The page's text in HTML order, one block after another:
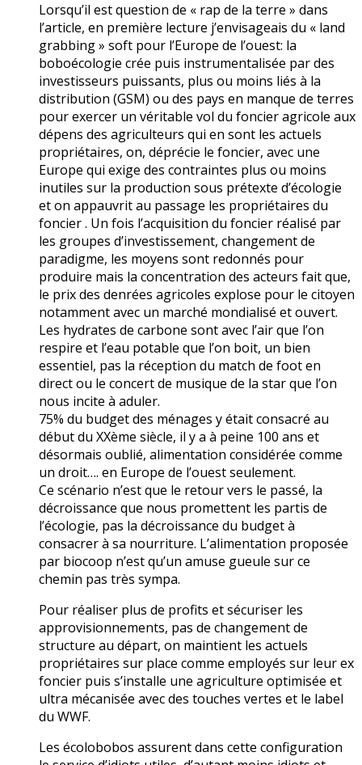
Lorsqu’il est question de « rap de la terre » dans
l’article, en première lecture j’envisageais du « land
grabbing » soft pour l’Europe de l’ouest: la
boboécologie crée puis instrumentalisée par des
investisseurs puissants, plus ou moins liés à la
distribution (GSM) ou des pays en manque de terres
pour exercer un véritable vol du foncier agricole aux
dépens des agriculteurs qui en sont les actuels
propriétaires, on, déprécie le foncier, avec une
Europe qui exige des contraintes plus ou moins
inutiles sur la production sous prétexte d’écologie
et on appauvrit au passage les propriétaires du
foncier . Un fois l’acquisition du foncier réalisé par
les groupes d’investissement, changement de
paradigme, les moyens sont redonnés pour
produire mais la concentration des acteurs fait que,
le prix des denrées agricoles explose pour le citoyen
notamment avec un marché mondialisé et ouvert.
Les hydrates de carbone sont avec l’air que l’on
respire et l’eau potable que l’on boit, un bien
essentiel, pas la réception du match de foot en
direct ou le concert de musique de la star que l’on
nous incite à aduler.
75% du budget des ménages y était consacré au
début du XXème siècle, il y a à peine 100 ans et
désormais oublié, alimentation considérée comme
un droit…. en Europe de l’ouest seulement.
Ce scénario n’est que le retour vers le passé, la
décroissance que nous promettent les partis de
l’écologie, pas la décroissance du budget à
consacrer à sa nourriture. L’alimentation proposée
par biocoop n’est qu’un amuse gueule sur ce
chemin pas très sympa.
Pour réaliser plus de profits et sécuriser les
approvisionnements, pas de changement de
structure au départ, on maintient les actuels
propriétaires sur place comme employés sur leur ex
foncier puis s’installe une agriculture optimisée et
ultra mécanisée avec des touches vertes et le label
du WWF.
Les écolobobos assurent dans cette configuration